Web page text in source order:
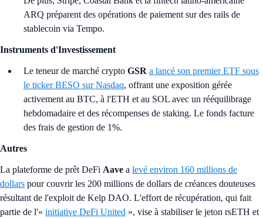
ARQ préparent des opérations de paiement sur des rails de
stablecoin via Tempo.
Instruments d'Investissement
Le teneur de marché crypto GSR a lancé son premier ETF sous
le ticker BESO sur Nasdaq, offrant une exposition gérée
activement au BTC, à l'ETH et au SOL avec un rééquilibrage
hebdomadaire et des récompenses de staking. Le fonds facture
des frais de gestion de 1%.
Autres
La plateforme de prêt DeFi Aave a levé environ 160 millions de
dollars pour couvrir les 200 millions de dollars de créances douteuses
résultant de l'exploit de Kelp DAO. L'effort de récupération, qui fait
partie de l'« initiative DeFi United », vise à stabiliser le jeton rsETH et